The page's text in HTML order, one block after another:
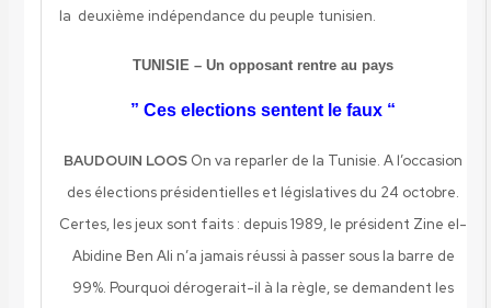
la deuxième indépendance du peuple tunisien.
TUNISIE – Un opposant rentre au pays
” Ces elections sentent le faux “
BAUDOUIN LOOS On va reparler de la Tunisie. A l’occasion
des élections présidentielles et législatives du 24 octobre.
Certes, les jeux sont faits : depuis 1989, le président Zine el-
Abidine Ben Ali n’a jamais réussi à passer sous la barre de
99%. Pourquoi dérogerait-il à la règle, se demandent les